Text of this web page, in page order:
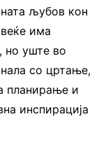
љубов кон
има
но уште во
со цртање,
планирање и
инспирација